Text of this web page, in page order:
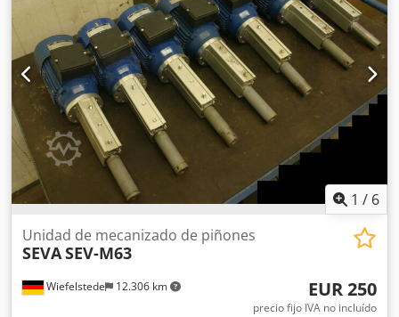
1 / 6
Wiefelstede 12.306 km
Unidad de mecanizado de piñones
SEVASEV-M63
EUR 250
precio fijo IVA no incluído